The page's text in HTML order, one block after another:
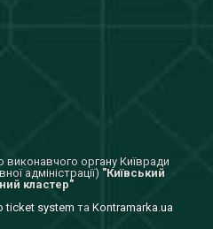
органу Київради
адміністрації) "Київський
кластер"
ticket system та Kontramarka.ua